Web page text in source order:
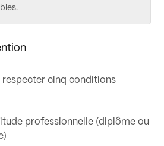
cinq conditions
professionnelle (diplôme ou